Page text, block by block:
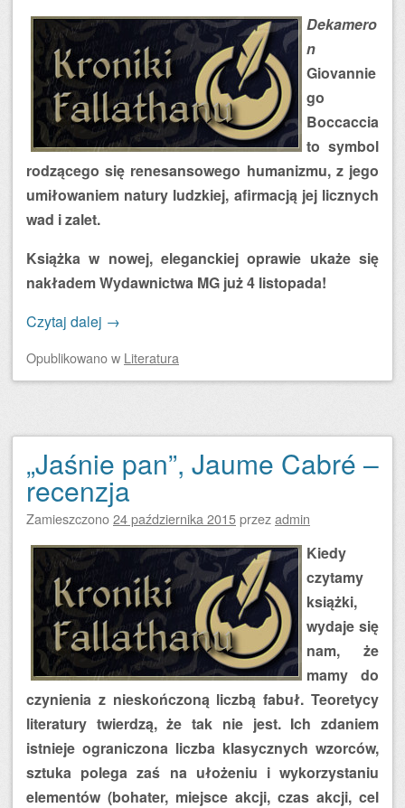
Dekamero
n
Giovannie
go
Boccaccia
to symbol
rodzącego się renesansowego humanizmu, z jego
umiłowaniem natury ludzkiej, afirmacją jej licznych
wad i zalet.
Książka w nowej, eleganckiej oprawie ukaże się
nakładem Wydawnictwa MG już 4 listopada!
Czytaj dalej →
Opublikowanow Literatura
„Jaśnie pan”, Jaume Cabré –
recenzja
Zamieszczono24 października 2015przezadmin
Kiedy
czytamy
książki,
wydaje się
nam, że
mamy do
czynienia z nieskończoną liczbą fabuł. Teoretycy
literatury twierdzą, że tak nie jest. Ich zdaniem
istnieje ograniczona liczba klasycznych wzorców,
sztuka polega zaś na ułożeniu i wykorzystaniu
elementów (bohater, miejsce akcji, czas akcji, cel